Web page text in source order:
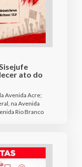
ato do
Avenida Acre;
na Avenida
Rio Branco